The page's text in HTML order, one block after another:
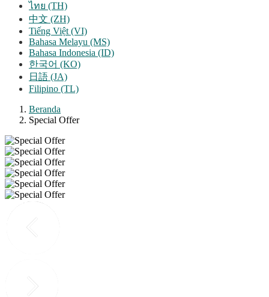
ไทย (TH)
中文 (ZH)
Tiếng Việt (VI)
Bahasa Melayu (MS)
Bahasa Indonesia (ID)
한국어 (KO)
日語 (JA)
Filipino (TL)
Beranda
Special Offer